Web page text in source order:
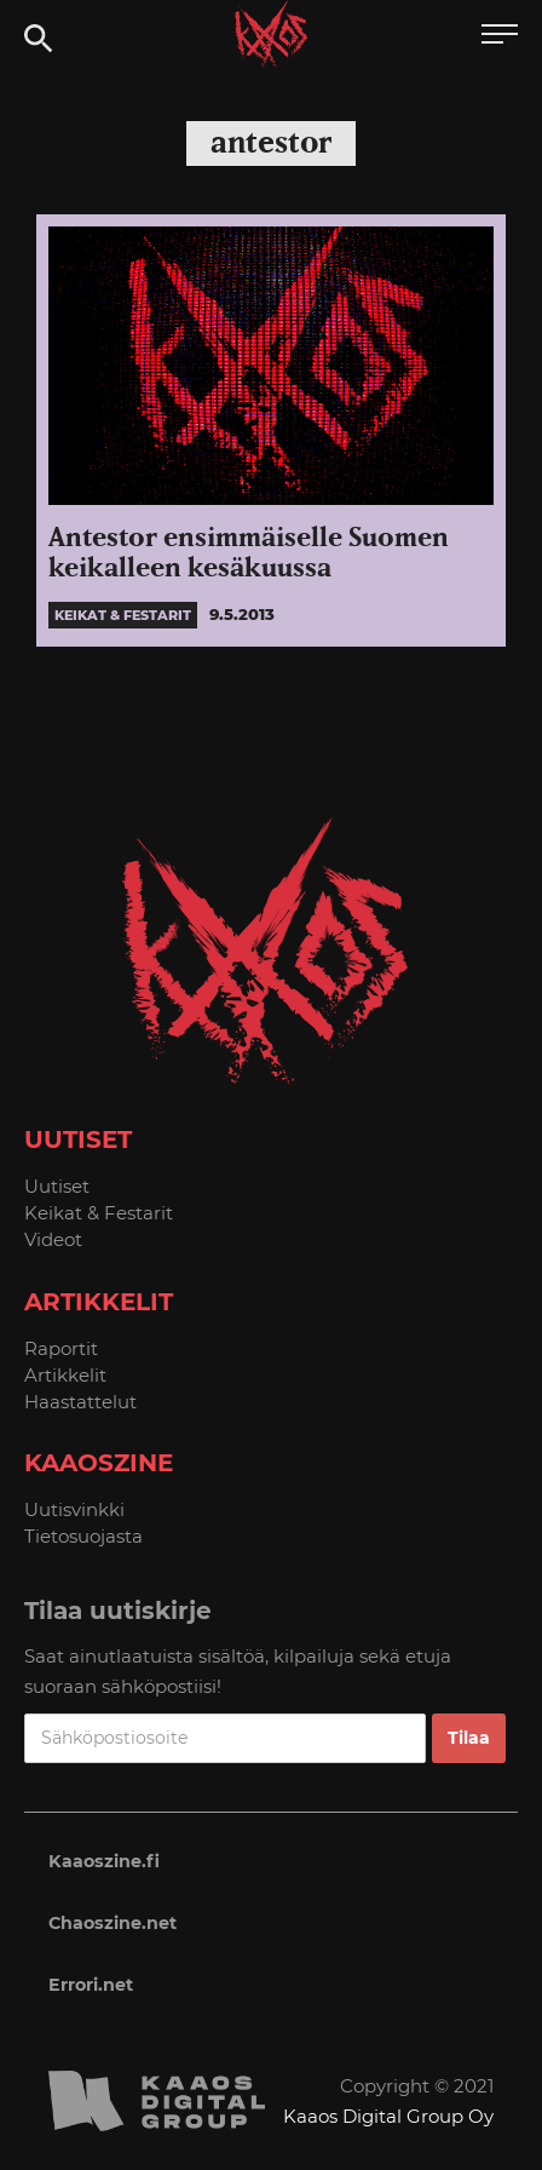
Siirry
suoraan
Kaaoszine
antestor
Antestor ensimmäiselle Suomen
keikalleen kesäkuussa
KEIKAT & FESTARIT 9.5.2013
UUTISET
Uutiset
Keikat & Festarit
Videot
ARTIKKELIT
Raportit
Artikkelit
Haastattelut
KAAOSZINE
Uutisvinkki
Tietosuojasta
Tilaa uutiskirje
Saat ainutlaatuista sisältöä, kilpailuja sekä etuja
suoraan sähköpostiisi!
Kaaoszine.fi
Chaoszine.net
Errori.net
Copyright © 2021
Kaaos Digital Group Oy